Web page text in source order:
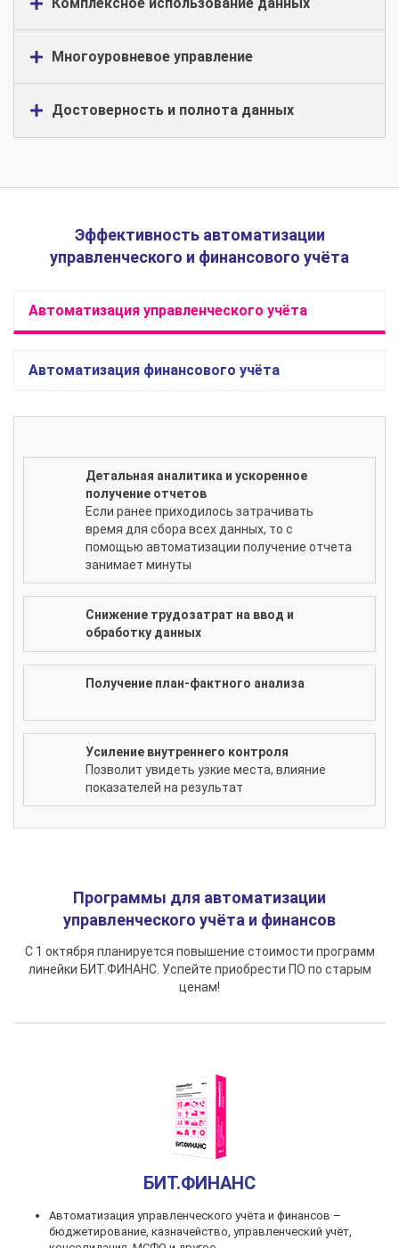
Многоуровневое управление
Достоверность и полнота данных
Эффективность автоматизации
управленческого и финансового учёта
Автоматизация управленческого учёта
Автоматизация финансового учёта
Детальная аналитика и ускоренное
получение отчетов
Если ранее приходилось затрачивать
время для сбора всех данных, то с
помощью автоматизации получение отчета
занимает минуты
Снижение трудозатрат на ввод и
обработку данных
Получение план-фактного анализа
Усиление внутреннего контроля
Позволит увидеть узкие места, влияние
показателей на результат
Программы для автоматизации
управленческого учёта и финансов
С 1 октября планируется повышение стоимости программ
линейки БИТ.ФИНАНС. Успейте приобрести ПО по старым
ценам!
БИТ.ФИНАНС
Автоматизация управленческого учёта и финансов –
бюджетирование, казначейство, управленческий учёт,